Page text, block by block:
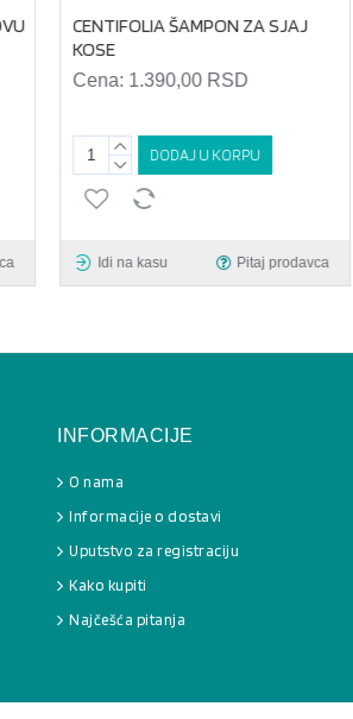
CENTIFOLIA ŠAMPON ZA SJAJ
KOSE
Cena:1.390,00 RSD
DODAJ U KORPU
Idi na kasu Pitaj prodavca
INFORMACIJE
O nama
Informacije o dostavi
Uputstvo za registraciju
Kako kupiti
Najčešća pitanja